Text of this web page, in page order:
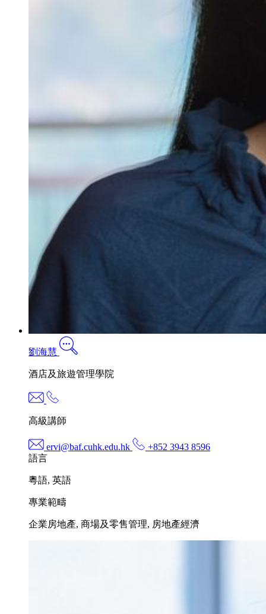
劉海慧
酒店及旅遊管理學院
高級講師
ervi@baf.cuhk.edu.hk
+852 3943 8596
語言
粵語, 英語
專業範疇
企業房地產, 商場及零售管理, 房地產經濟